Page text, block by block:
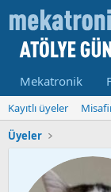
Mekatronik
Kayıtlı üyeler
Üyeler